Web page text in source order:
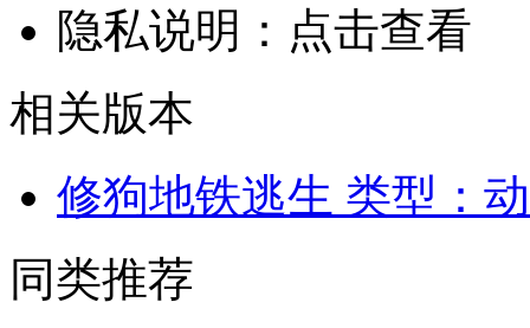
隐私说明： 点击查看
相关版本
修狗地铁逃生 类型：
同类推荐